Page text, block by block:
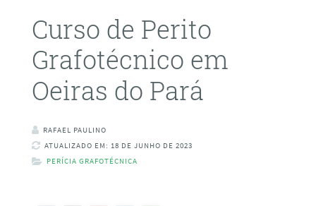
Curso de Perito
Grafotécnico em
Oeiras do Pará
RAFAEL PAULINO
ATUALIZADO EM: 18 DE JUNHO DE 2023
PERÍCIA GRAFOTÉCNICA